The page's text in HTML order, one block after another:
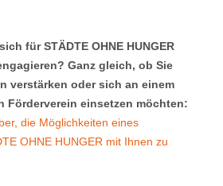
für STÄDTE OHNE HUNGER
Ganz gleich, ob Sie
verstärken oder sich an einem
Förderverein einsetzen möchten:
die Möglichkeiten eines
OHNE HUNGER mit Ihnen zu